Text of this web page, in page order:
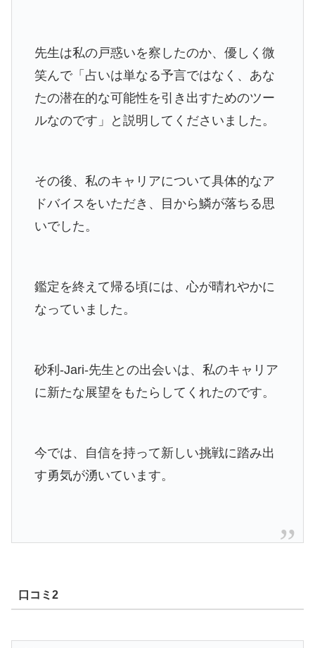
先生は私の戸惑いを察したのか、優しく微
笑んで「占いは単なる予言ではなく、あな
たの潜在的な可能性を引き出すためのツー
ルなのです」と説明してくださいました。
その後、私のキャリアについて具体的なア
ドバイスをいただき、目から鱗が落ちる思
いでした。
鑑定を終えて帰る頃には、心が晴れやかに
なっていました。
砂利-Jari-先生との出会いは、私のキャリア
に新たな展望をもたらしてくれたのです。
今では、自信を持って新しい挑戦に踏み出
す勇気が湧いています。
口コミ2